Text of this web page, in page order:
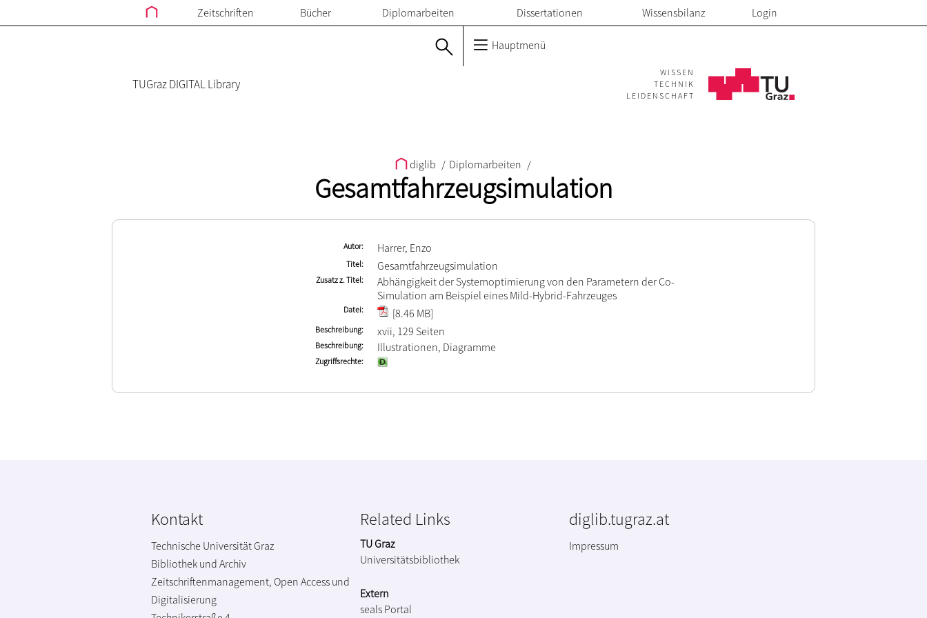
Zeitschriften Bücher Diplomarbeiten Dissertationen Wissensbilanz Login
Hauptmenü
TUGraz DIGITAL Library
WISSEN
TECHNIK
LEIDENSCHAFT
diglib / Diplomarbeiten /
Gesamtfahrzeugsimulation
Autor Harrer, Enzo
Titel Gesamtfahrzeugsimulation
Zusatz z. Titel
Abhängigkeit der Systemoptimierung von den Parametern der Co-
Simulation am Beispiel eines Mild-Hybrid-Fahrzeuges
Datei [8.46 MB]
Beschreibung xvii, 129 Seiten
Beschreibung Illustrationen, Diagramme
Zugriffsrechte
Kontakt
Technische Universität Graz
Bibliothek und Archiv
Zeitschriftenmanagement, Open Access und
Digitalisierung
Related Links
TU Graz
Universitätsbibliothek
Extern
seals Portal
diglib.tugraz.at
Impressum